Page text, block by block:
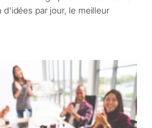
d'idées par jour, le meilleur